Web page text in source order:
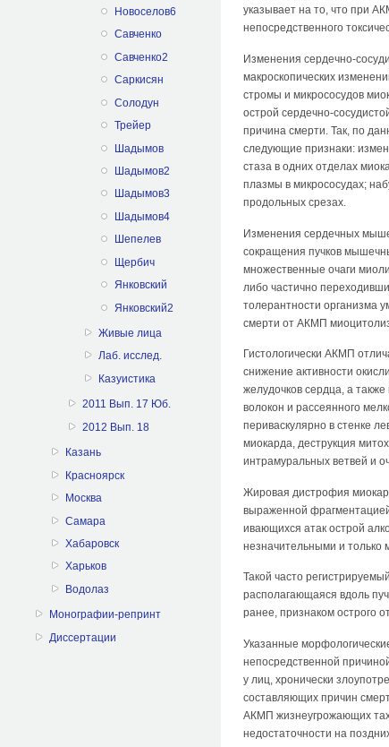
Новоселов6
Савченко
Савченко2
Саркисян
Солодун
Трейер
Шадымов
Шадымов2
Шадымов3
Шадымов4
Шепелев
Щербич
Янковский
Янковский2
Живые лица
Лаб. исслед.
Казуистика
2011 Вып. 17 Юб.
2012 Вып. 18
Казань
Красноярск
Москва
Самара
Хабаровск
Харьков
Водолаз
Монографии-репринт
Диссертации
указывает на то, что при
непосредственного
Изменения сердечно-
макроскопических
стромы и микрососудов
острой сердечно-
причина смерти. Так, по
следующие признаки:
стаза в одних от­делах
плазмы в микро­сосудах;
продольных срезах.
Изменения сердечных
сокращения пучков
множественные оча­ги
либо частично
толерантности организма
смерти от АКМП миоцитолиз
Гистологически АКМП
снижение активности
желу­дочков сердца, а
волокон и рассеянного
периваскулярно в стенке
миокарда, деструк­ция
интрамуральных ветвей и
Жировая дистрофия
выраженной
ивающихся атак острой
незначительными и только
Такой часто
располагающаяся вдоль
ранее, признаком острого
Указанные
непосредственной
у лиц, хронически
состав­ляющих причин
АКМП жизнеугрожающих
недоста­точности на